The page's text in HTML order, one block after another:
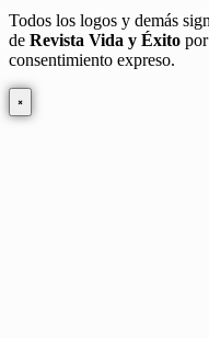
Todos los logos y demás
de Revista Vida y Éxito
consentimiento expreso.
×